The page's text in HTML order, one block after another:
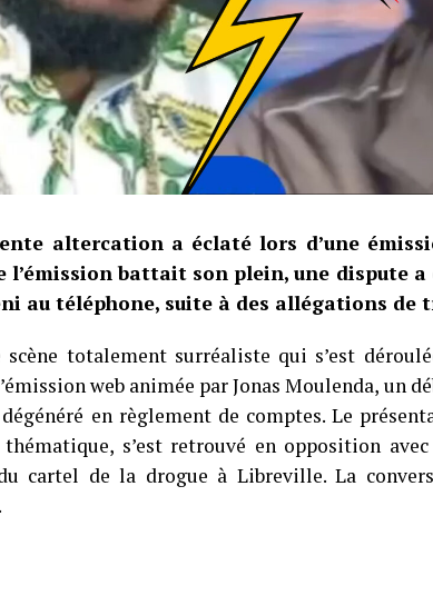
altercation a éclaté lors d’une
l’émission battait son plein, une dispute
au téléphone, suite à des allégations de
scène totalement surréaliste qui s’est
web animée par Jonas Moulenda, un
en règlement de comptes. Le
s’est retrouvé en opposition
cartel de la drogue à Libreville. La